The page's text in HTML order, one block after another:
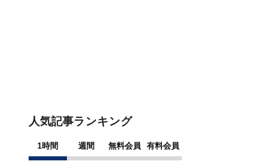
人気記事ランキング
1時間 週間 無料会員 有料会員